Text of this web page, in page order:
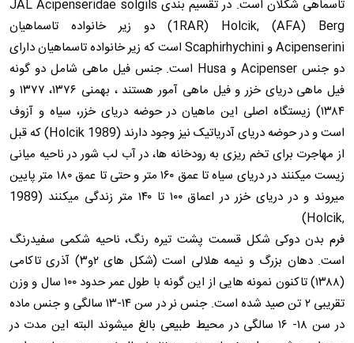
تاسماهی شکلان است. در تقسیم بندی JAL Acipenseridae solgils
(1RAR) Holcik, (AFA) Berg دو زیر خانواده تاسماهیان
Acipenserini و Scaphirhychini است که زیر خانواده تاسماهیان دارای
دو جنس Acipenser و Husa است. جنس فیل ماهی شامل دو گونه
فیل ماهی دریای خزر و فیل ماهی آمور هستند ، بهمنی ۱۳۷۶، ۱۳۷۷ و
۱۳۸۴) زیستگاه اصلی این ماهیان در حوضه دریای خزر، سیاه و آزوف
است و در حوضه دریای آدریاتیک نیز وجود دارند (1989 Holcik) که قبل
از مهاجرت برای تخم ریزی به رودخانه ها، در آب لب شور در ناحیه میانی
زیست میکنند در دریای سیاه تا عمق ۱۶۰ متر و حتی تا عمق ۱۸۰ متر پایین
میروند و در دریای خزر در اعماق ۱۰۰ تا ۱۴۰ متر زندگی میکنند (1989
,Holcik)
فرم بدن دوکی شکل قسمت پشت تیره رنگ، ناحیه شکمی سفیدرنگ
است. دهان بزرگ و نیمه هلالی است (شکل های ۲و۳) آذری تاکامی
(۱۳۸۸) تاکنون نمونه هایی از این گونه با طول عمر حدود ۱۰۰ سال و وزن
تقریبی ۲ تن صید شده است. جنس نر در سن ۱۴-۱۳ سالگی و جنس ماده
در سن ۱۸- ۱۶ سالگی در محیط طبیعی بالغ میشوند البته این مدت در